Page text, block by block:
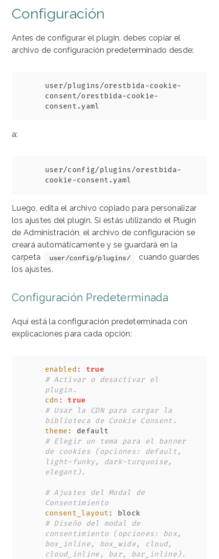
Configuración
Antes de configurar el plugin, debes copiar el
archivo de configuración predeterminado desde:
user/plugins/orestbida-cookie-
consent/orestbida-cookie-
consent.yaml
a:
user/config/plugins/orestbida-
cookie-consent.yaml
Luego, edita el archivo copiado para personalizar
los ajustes del plugin. Si estás utilizando el Plugin
de Administración, el archivo de configuración se
creará automáticamente y se guardará en la
carpeta
user/config/plugins/
cuando guardes
los ajustes.
Configuración Predeterminada
Aquí está la configuración predeterminada con
explicaciones para cada opción:
enabled :
true
# Activar o desactivar el
plugin.
cdn :
true
# Usar la CDN para cargar la
biblioteca de Cookie Consent.
theme :
default
# Elegir un tema para el banner
de cookies (opciones: default,
light-funky, dark-turquoise,
elegant).
# Ajustes del Modal de
Consentimiento
consent_layout :
block
# Diseño del modal de
consentimiento (opciones: box,
box_inline, box_wide, cloud,
cloud_inline, bar, bar_inline).